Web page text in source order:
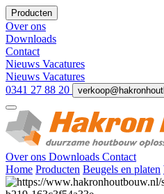
Producten
Over ons
Downloads
Contact
Nieuws Vacatures
Nieuws Vacatures
0341 27 88 20
Over ons Downloads Contact
Home Producten Beugels en platen